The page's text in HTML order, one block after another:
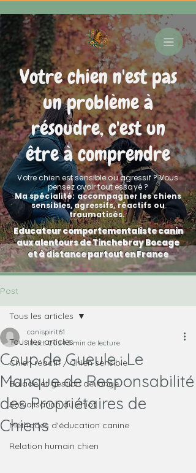
Votre chien n'est pas
un problème à
résoudre, c'est un
être à comprendre
Votre chien est sensible ou agressif ? Vous
pensez avoir tout essayé ?
Ma spécialité: accompagner les chiens
sensibles, agressifs, réactifs ou
traumatisés.
Educateur comportementaliste canin
aux alentours de Tinchebray Bocage
et à distance partout en France
Post
Tous les articles
Chien réactif / Chien sensible
Balade et gestion de longe
Socialisation du chiot
Méthodes d'éducation canine
Relation humain chien
Tous les articles
Coup de Gueule : Le
Manque de Responsabilité
des Propriétaires de
Chiens
canispirit61
18 oct. 20243 min de lecture